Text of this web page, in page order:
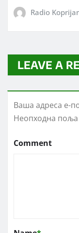
Radio
LEAVE A
Ваша адреса е-
Неопходна поља
Comment